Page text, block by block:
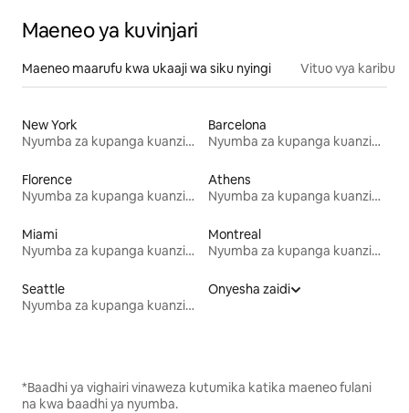
Maeneo ya kuvinjari
Maeneo maarufu kwa ukaaji wa siku nyingi Vituo vya karibu
New York
Nyumba za kupanga kuanzia mwezi mmoja
Barcelona
Nyumba za kupanga kuanzia mwezi mmoja
Florence
Nyumba za kupanga kuanzia mwezi mmoja
Athens
Nyumba za kupanga kuanzia mwezi mmoja
Miami
Nyumba za kupanga kuanzia mwezi mmoja
Montreal
Nyumba za kupanga kuanzia mwezi mmoja
Seattle
Nyumba za kupanga kuanzia mwezi mmoja
Onyesha zaidi
*Baadhi ya vighairi vinaweza kutumika katika maeneo fulani
na kwa baadhi ya nyumba.